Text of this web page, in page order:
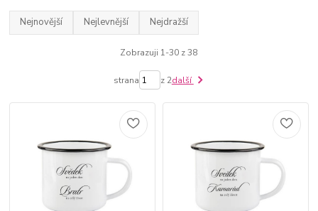
Nejnovější Nejlevnější Nejdražší
Zobrazuji 1-30 z 38
strana z 2další